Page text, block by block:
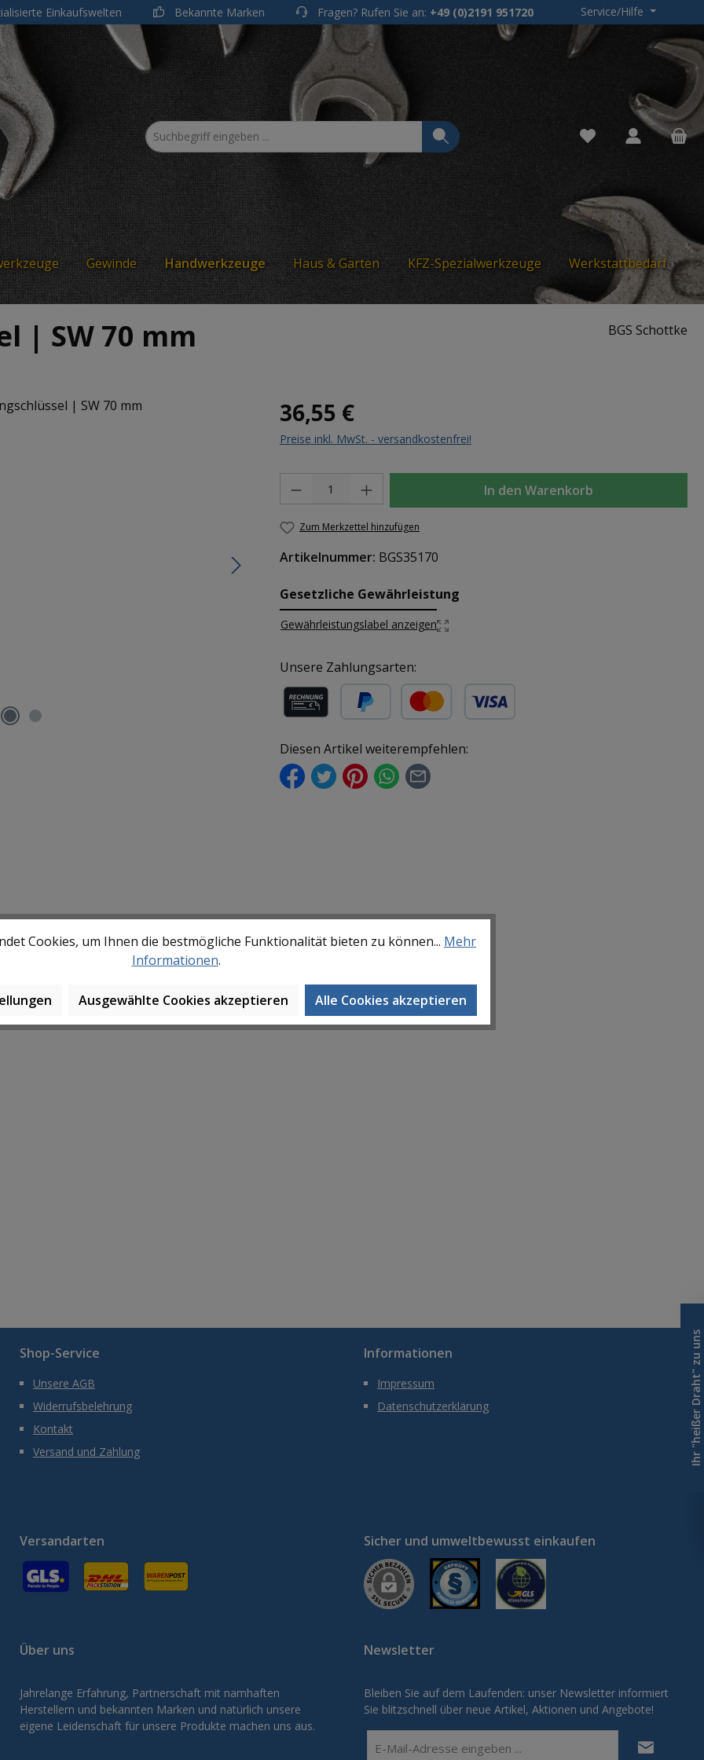
Einkaufswelten Bekannte Marken Fragen? Rufen Sie an: +49 (0)2191 951720 Service/Hilfe
Gewinde Handwerkzeuge Haus & Garten KFZ-Spezialwerkzeuge Werkstattbedarf
| SW 70 mm BGS Schottke
Regulärer Preis:
36,55 €
Preise inkl. MwSt. - versandkostenfrei!
In den Warenkorb
Zum Merkzettel hinzufügen
Artikelnummer: BGS35170
Gesetzliche Gewährleistung
Gewährleistungslabel anzeigen
Unsere Zahlungsarten:
Diesen Artikel weiterempfehlen:
Shop-Service
Unsere AGB
Widerrufsbelehrung
Kontakt
Versand und Zahlung
Informationen
Impressum
Datenschutzerklärung
Versandarten Sicher und umweltbewusst einkaufen
Über uns
Jahrelange Erfahrung, Partnerschaft mit namhaften
Herstellern und bekannten Marken und natürlich unsere
eigene Leidenschaft für unsere Produkte machen uns aus.
Newsletter
Bleiben Sie auf dem Laufenden: unser Newsletter informiert
Sie blitzschnell über neue Artikel, Aktionen und Angebote!
Mail-
Ihr "heißer Draht" zu uns
Cookies, um Ihnen die bestmögliche Funktionalität bieten zu können... Mehr
Informationen.
Ausgewählte Cookies akzeptieren Alle Cookies akzeptieren